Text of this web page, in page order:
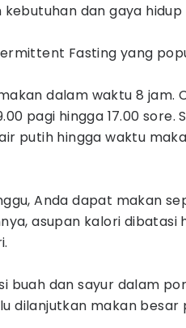
dan gaya
Fasting yang
dalam waktu 8 jam.
pagi hingga 17.00 sore.
putih hingga waktu
Anda dapat makan
asupan kalori dibatasi
buah dan sayur dalam
dilanjutkan makan besar